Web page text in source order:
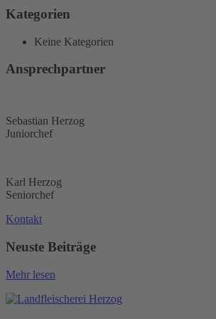
Kategorien
Keine Kategorien
Ansprechpartner
Sebastian Herzog
Juniorchef
Karl Herzog
Seniorchef
Kontakt
Neuste Beiträge
Mehr lesen